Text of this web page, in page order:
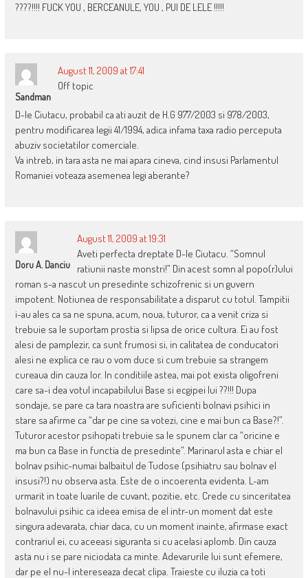
????!!!! FUCK YOU , BERCEANULE, YOU , PUI DE LELE !!!!!
Sandman
August 11, 2009 at 17:41
Off topic
D-le Ciutacu, probabil ca ati auzit de H.G 977/2003 si 978/2003,
pentru modificarea legii 41/1994, adica infama taxa radio perceputa
abuziv societatilor comerciale.
Va intreb, in tara asta ne mai apara cineva, cind insusi Parlamentul
Romaniei voteaza asemenea legi aberante?
Doru A. Danciu
August 11, 2009 at 19:31
Aveti perfecta dreptate D-le Ciutacu. “Somnul
ratiunii naste monstri!” Din acest somn al popo(r)ului
roman s-a nascut un presedinte schizofrenic si un guvern
impotent. Notiunea de responsabilitate a disparut cu totul. Tampitii
i-au ales ca sa ne spuna, acum, noua, tuturor, ca a venit criza si
trebuie sa le suportam prostia si lipsa de orice cultura. Ei au fost
alesi de pamplezir, ca sunt frumosi si, in calitatea de conducatori
alesi ne explica ce rau o vom duce si cum trebuie sa strangem
cureaua din cauza lor. In conditiile astea, mai pot exista oligofreni
care sa-i dea votul incapabilului Base si ecgipei lui ??!!! Dupa
sondaje, se pare ca tara noastra are suficienti bolnavi psihici in
stare sa afirme ca “dar pe cine sa votezi, cine e mai bun ca Base?!”.
Tuturor acestor psihopati trebuie sa le spunem clar ca “oricine e
ma bun ca Base in functia de presedinte”. Marinarul asta e chiar el
bolnav psihic-numai balbaitul de Tudose (psihiatru sau bolnav el
insusi?!) nu observa asta. Este de o incoerenta evidenta. L-am
urmarit in toate luarile de cuvant, pozitie, etc. Crede cu sinceritatea
bolnavului psihic ca ideea emisa de el intr-un moment dat este
singura adevarata, chiar daca, cu un moment inainte, afirmase exact
contrariul ei, cu aceeasi siguranta si cu acelasi aplomb. Din cauza
asta nu i se pare niciodata ca minte. Adevarurile lui sunt efemere,
dar pe el nu-l intereseaza decat clipa. Traieste cu iluzia ca toti